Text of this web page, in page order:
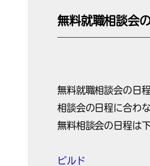
無料就職相談会
無料就職相談会の日
相談会の日程に合わ
無料相談会の日程は
ビルド